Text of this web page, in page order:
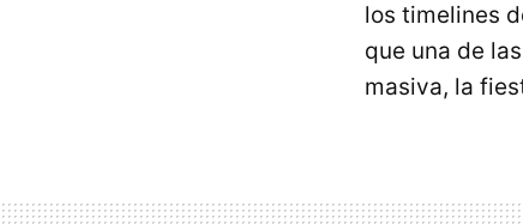
los timelines
que una de
masiva, la